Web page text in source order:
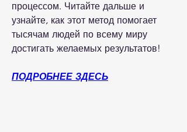
процессом. Читайте дальше и
узнайте, как этот метод помогает
тысячам людей по всему миру
достигать желаемых результатов!
ПОДРОБНЕЕ ЗДЕСЬ